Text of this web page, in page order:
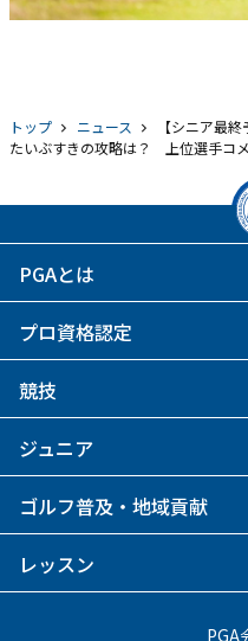
トップ ニュース
【シニア最
たいぶすきの攻略は？ 上位選手コ
PGAとは
プロ資格認定
競技
ジュニア
ゴルフ普及・地域貢献
レッスン
PGA